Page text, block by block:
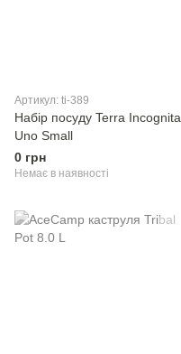
Артикул: ti-389
Набір посуду Terra Incognita
Uno Small
0 грн
Немає в наявності